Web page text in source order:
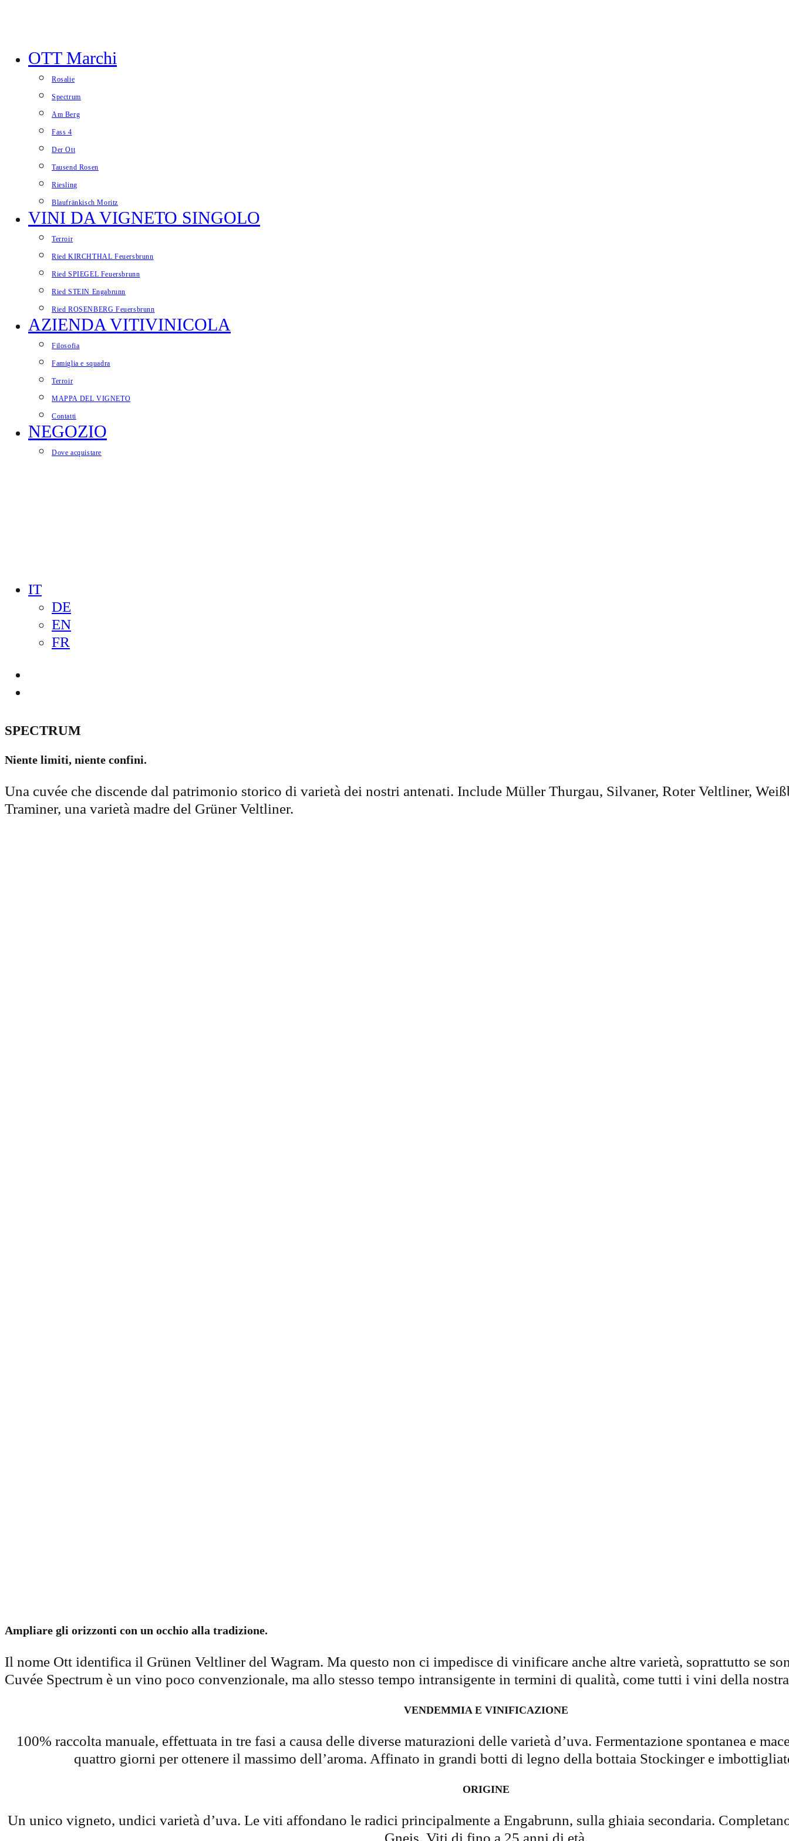
Visualizza il menu del sito web
OTT Marchi
Rosalie
Spectrum
Am Berg
Fass 4
Der Ott
Tausend Rosen
Riesling
Blaufränkisch Moritz
VINI DA VIGNETO SINGOLO
Terroir
Ried KIRCHTHAL Feuersbrunn
Ried SPIEGEL Feuersbrunn
Ried STEIN Engabrunn
Ried ROSENBERG Feuersbrunn
AZIENDA VITIVINICOLA
Filosofia
Famiglia e squadra
Terroir
MAPPA DEL VIGNETO
Contatti
NEGOZIO
Dove acquistare
IT
DE
EN
FR
SPECTRUM
Niente limiti, niente confini.
Una cuvée che discende dal patrimonio storico di varietà dei nostri antenati. Include Müller Thurgau, Silvaner, Roter Veltliner,
Traminer, una varietà madre del Grüner Veltliner.
Ampliare gli orizzonti con un occhio alla tradizione.
Il nome Ott identifica il Grünen Veltliner del Wagram. Ma questo non ci impedisce di vinificare anche altre varietà, soprattutto se
Cuvée Spectrum è un vino poco convenzionale, ma allo stesso tempo intransigente in termini di qualità, come tutti i vini della
VENDEMMIA E VINIFICAZIONE
100% raccolta manuale, effettuata in tre fasi a causa delle diverse maturazioni delle varietà d’uva. Fermentazione spontanea e
quattro giorni per ottenere il massimo dell’aroma. Affinato in grandi botti di legno della bottaia Stockinger e
ORIGINE
Un unico vigneto, undici varietà d’uva. Le viti affondano le radici principalmente a Engabrunn, sulla ghiaia secondaria.
Gneis. Viti di fino a 25 anni di età.